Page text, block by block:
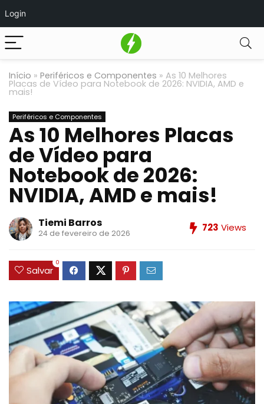
Login
Início » Periféricos e Componentes » As 10 Melhores
Placas de Vídeo para Notebook de 2026: NVIDIA, AMD e
mais!
Periféricos e Componentes
As 10 Melhores Placas
de Vídeo para
Notebook de 2026:
NVIDIA, AMD e mais!
Tiemi Barros
24 de fevereiro de 2026 723 Views
Salvar
0